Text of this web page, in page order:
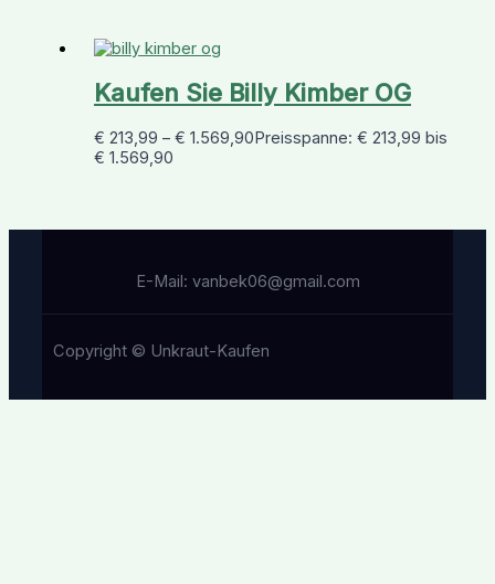
Kaufen Sie Billy Kimber OG
€ 213,99 –€ 1.569,90Preisspanne: € 213,99 bis
€ 1.569,90
E-Mail: vanbek06@gmail.com
Copyright © Unkraut-Kaufen